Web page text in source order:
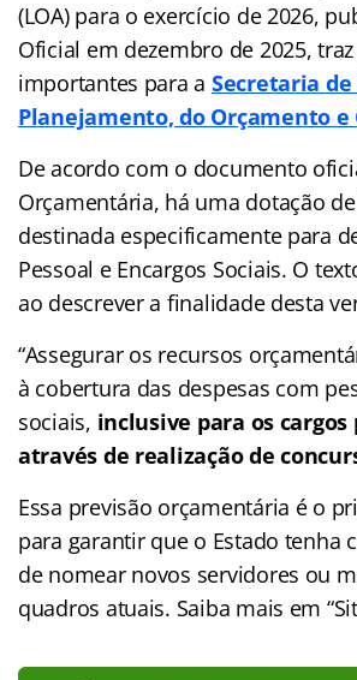
(LOA) para o exercício de 2026,
Oficial em dezembro de 2025,
importantes para a Secretaria de
Planejamento, do Orçamento e
De acordo com o documento
Orçamentária, há uma dotação de
destinada especificamente para
Pessoal e Encargos Sociais. O
ao descrever a finalidade desta
“Assegurar os recursos
à cobertura das despesas com
sociais, inclusive para os cargos
através de realização de
Essa previsão orçamentária é o
para garantir que o Estado tenha
de nomear novos servidores ou
quadros atuais. Saiba mais em